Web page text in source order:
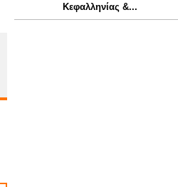
Κεφαλληνίας &...